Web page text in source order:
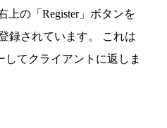
上の「Register」ボタンを
録されています。 これは
してクライアントに返しま